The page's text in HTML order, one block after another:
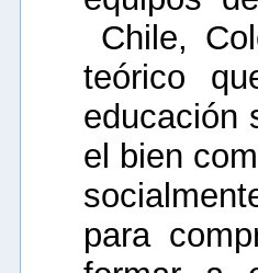
Chile,
teórico
educación
el bien
para